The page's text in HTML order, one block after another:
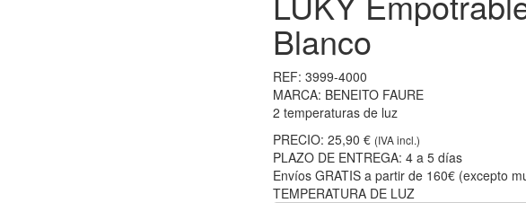
Blanco
REF: 3999-4000
MARCA: BENEITO FAURE
2 temperaturas de luz
PRECIO: 25,90 € (IVA incl.)
PLAZO DE ENTREGA: 4 a 5 días
Envíos GRATIS a partir de 160€ (excepto
TEMPERATURA DE LUZ